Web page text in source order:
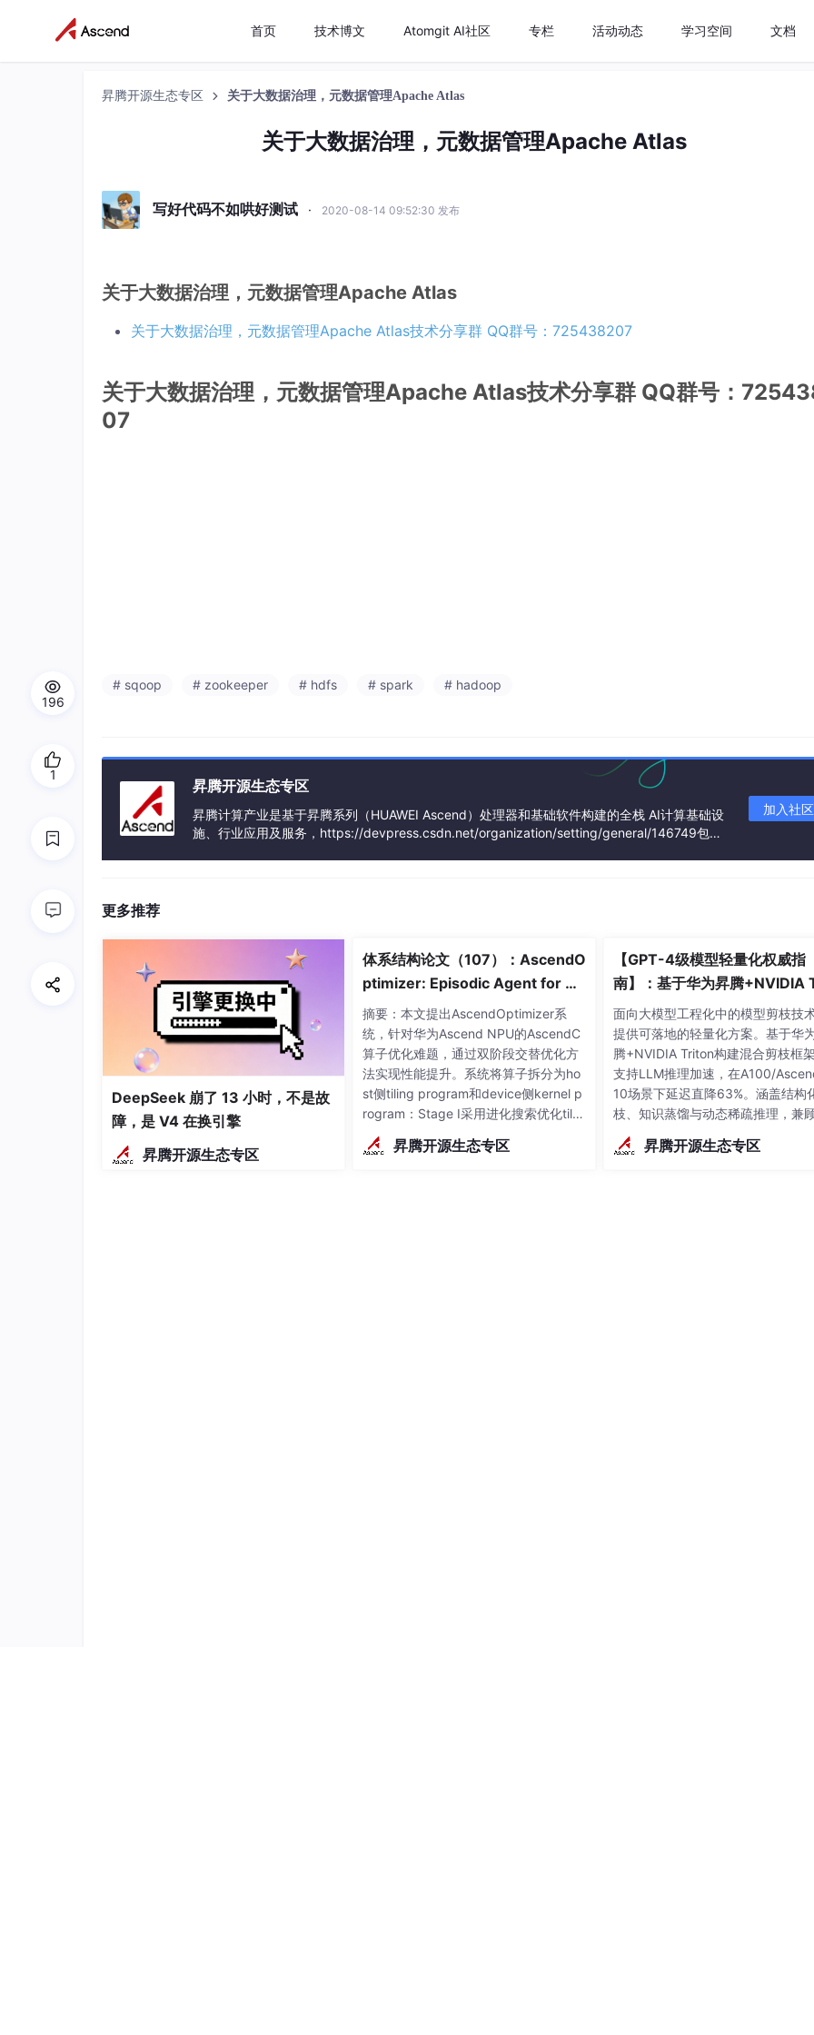
首页 技术博文 Atomgit AI社区 专栏 活动动态 学习空间 文档
昇腾开源生态专区 关于大数据治理，元数据管理Apache Atlas
关于大数据治理，元数据管理Apache Atlas
写好代码不如哄好测试 · 2020-08-14 09:52:30 发布
关于大数据治理，元数据管理Apache Atlas
关于大数据治理，元数据管理Apache Atlas技术分享群 QQ群号：725438207
关于大数据治理，元数据管理Apache Atlas技术分享群 QQ群号：
07
# sqoop # zookeeper # hdfs # spark # hadoop
昇腾开源生态专区
昇腾计算产业是基于昇腾系列（HUAWEI Ascend）处理器和基础软件构建的全栈 AI计算基础设
施、行业应用及服务，https://devpress.csdn.net/organization/setting/general/146749包括
加入社区
更多推荐
DeepSeek 崩了 13 小时，不是故
障，是 V4 在换引擎
昇腾开源生态专区
体系结构论文（107）：AscendO
ptimizer: Episodic Agent for As
cend NPU Operator Optimizati
on
摘要：本文提出AscendOptimizer系
统，针对华为Ascend NPU的AscendC
算子优化难题，通过双阶段交替优化方
法实现性能提升。系统将算子拆分为ho
st侧tiling program和device侧kernel p
rogram：Stage I采用进化搜索优化tilin
g策略，利用硬件反馈探索可行解空
间；Stage II通过"优化回退"机制从优质
昇腾开源生态专区
【GPT-4级模型轻量化权威指
南】：基于华为昇腾+NVIDIA
on的混合剪枝框架，推理延迟
63%
面向大模型工程化中的模型剪枝技
提供可落地的轻量化方案。基于华
腾+NVIDIA Triton构建混合剪枝框
支持LLM推理加速，在A100/
10场景下延迟直降63%。涵盖结构
枝、知识蒸馏与动态稀疏推理，兼
度与吞吐。值得收藏
昇腾开源生态专区
196
1